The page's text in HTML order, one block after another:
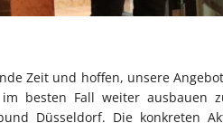
Zeit und hoffen, unsere
besten Fall weiter ausbauen
Düsseldorf. Die konkreten